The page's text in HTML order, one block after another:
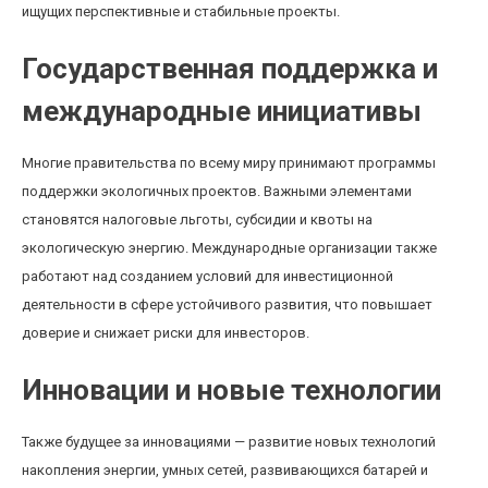
ищущих перспективные и стабильные проекты.
Государственная поддержка и
международные инициативы
Многие правительства по всему миру принимают программы
поддержки экологичных проектов. Важными элементами
становятся налоговые льготы, субсидии и квоты на
экологическую энергию. Международные организации также
работают над созданием условий для инвестиционной
деятельности в сфере устойчивого развития, что повышает
доверие и снижает риски для инвесторов.
Инновации и новые технологии
Также будущее за инновациями — развитие новых технологий
накопления энергии, умных сетей, развивающихся батарей и